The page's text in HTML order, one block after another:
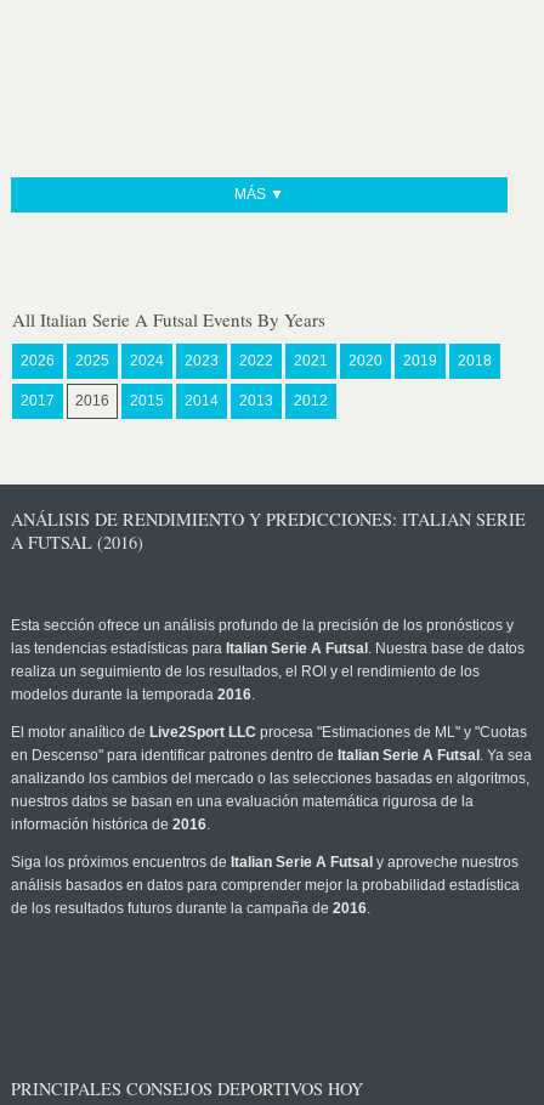
MÁS ▼
All Italian Serie A Futsal Events By Years
2026 2025 2024 2023 2022 2021 2020 2019 2018
2017 2016 2015 2014 2013 2012
ANÁLISIS DE RENDIMIENTO Y PREDICCIONES: ITALIAN SERIE
A FUTSAL (2016)
Esta sección ofrece un análisis profundo de la precisión de los pronósticos y
las tendencias estadísticas para Italian Serie A Futsal . Nuestra base de datos
realiza un seguimiento de los resultados, el ROI y el rendimiento de los
modelos durante la temporada 2016.
El motor analítico de Live2Sport LLC procesa "Estimaciones de ML" y "Cuotas
en Descenso" para identificar patrones dentro de Italian Serie A Futsal . Ya sea
analizando los cambios del mercado o las selecciones basadas en algoritmos,
nuestros datos se basan en una evaluación matemática rigurosa de la
información histórica de 2016.
Siga los próximos encuentros de Italian Serie A Futsal y aproveche nuestros
análisis basados en datos para comprender mejor la probabilidad estadística
de los resultados futuros durante la campaña de 2016.
PRINCIPALES CONSEJOS DEPORTIVOS HOY